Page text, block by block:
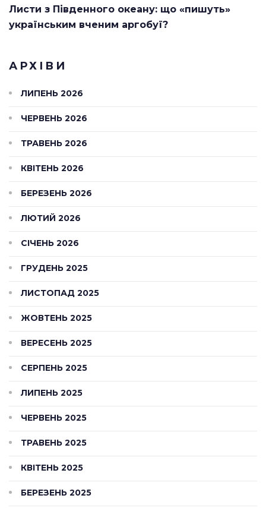
Листи з Південного океану: що «пишуть»
українським вченим аргобуї?
АРХІВИ
ЛИПЕНЬ 2026
ЧЕРВЕНЬ 2026
ТРАВЕНЬ 2026
КВІТЕНЬ 2026
БЕРЕЗЕНЬ 2026
ЛЮТИЙ 2026
СІЧЕНЬ 2026
ГРУДЕНЬ 2025
ЛИСТОПАД 2025
ЖОВТЕНЬ 2025
ВЕРЕСЕНЬ 2025
СЕРПЕНЬ 2025
ЛИПЕНЬ 2025
ЧЕРВЕНЬ 2025
ТРАВЕНЬ 2025
КВІТЕНЬ 2025
БЕРЕЗЕНЬ 2025